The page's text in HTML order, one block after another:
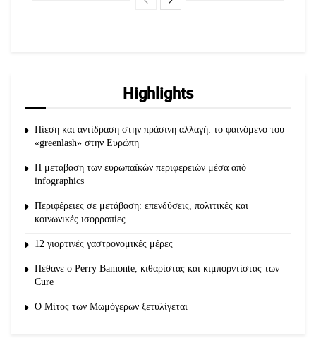
Highlights
Πίεση και αντίδραση στην πράσινη αλλαγή: το φαινόμενο του
«greenlash» στην Ευρώπη
Η μετάβαση των ευρωπαϊκών περιφερειών μέσα από
infographics
Περιφέρειες σε μετάβαση: επενδύσεις, πολιτικές και
κοινωνικές ισορροπίες
12 γιορτινές γαστρονομικές μέρες
Πέθανε ο Perry Bamonte, κιθαρίστας και κιμπορντίστας των
Cure
O Μίτος των Μωμόγερων ξετυλίγεται